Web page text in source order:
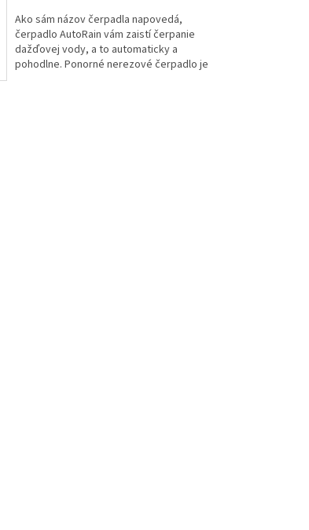
Ako sám názov čerpadla napovedá,
čerpadlo AutoRain vám zaistí čerpanie
dažďovej vody, a to automaticky a
pohodlne. Ponorné nerezové čerpadlo je